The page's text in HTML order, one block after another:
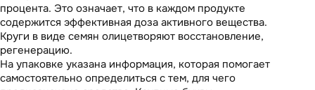
процента. Это означает, что в каждом продукте
содержится эффективная доза активного вещества.
Круги в виде семян олицетворяют восстановление,
регенерацию.
На упаковке указана информация, которая помогает
самостоятельно определиться с тем, для чего